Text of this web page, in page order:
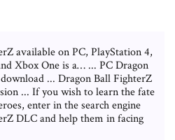
available on PC, PlayStation 4,
Xbox One is a… ... PC Dragon
... Dragon Ball FighterZ
... If you wish to learn the fate
enter in the search engine
DLC and help them in facing